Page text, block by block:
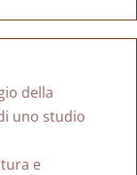
della
uno studio
e